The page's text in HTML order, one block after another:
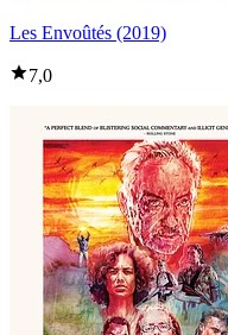
Les Envoûtés (2019)
7,0